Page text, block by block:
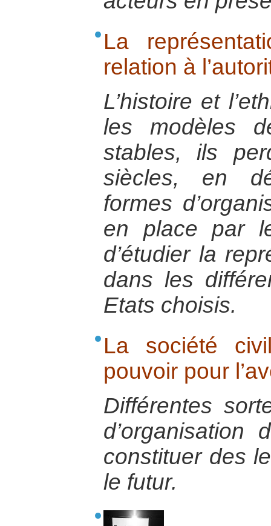
La
relation à
L’histoire et
les modèles
stables, ils
siècles, en
formes
en place par
d’étudier la
dans les
Etats choisis.
La société
pouvoir pour
Différentes
d’organisation
constituer des
le futur.